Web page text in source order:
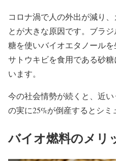
コロナ渦で人の外出が減り
とが大きな原因です。ブラ
糖を使いバイオエタノール
サトウキビを食用である砂
います。
今の社会情勢が続くと、近
の実に25%が倒産するとシミ
バイオ燃料のメリ